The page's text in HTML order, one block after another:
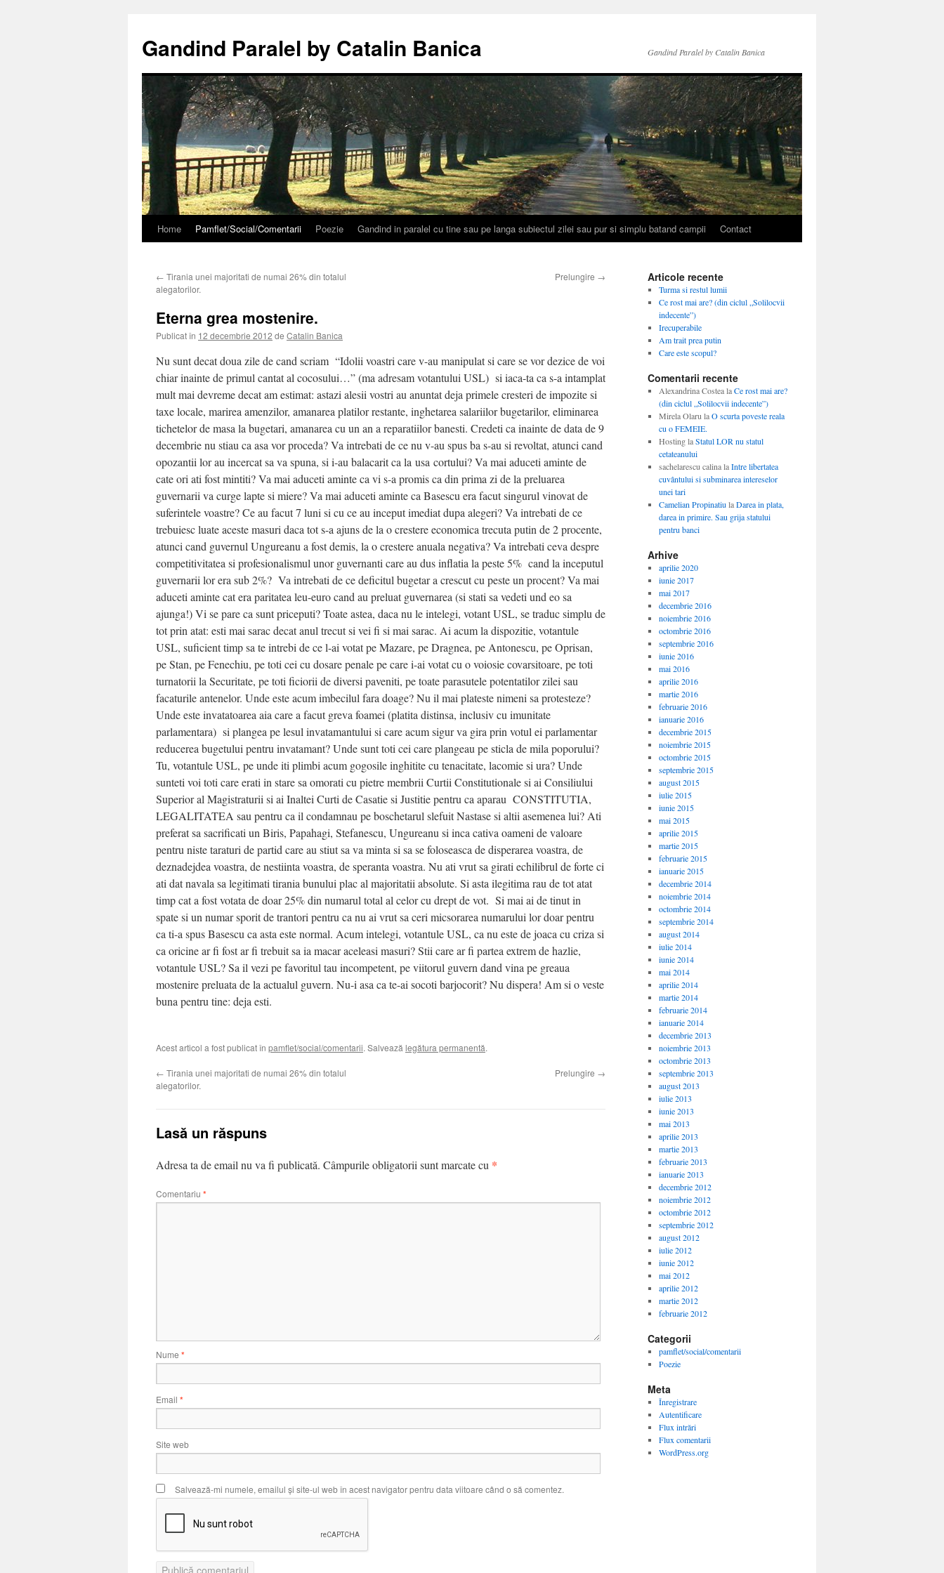
Gandind Paralel by Catalin Banica Gandind Paralel by Catalin Banica
Sari
conținut
Home Pamflet/Social/Comentarii Poezie Gandind in paralel cu tine sau pe langa subiectul zilei sau pur si simplu batand campii Contact
← Tirania unei majoritati de numai 26% din totalul
alegatorilor.
Prelungire →
Eterna grea mostenire.
Publicat în 12 decembrie 2012 de Catalin Banica
Nu sunt decat doua zile de cand scriam “Idolii voastri care v-au manipulat si care se vor dezice de voi
chiar inainte de primul cantat al cocosului…” (ma adresam votantului USL) si iaca-ta ca s-a intamplat
mult mai devreme decat am estimat: astazi alesii vostri au anuntat deja primele cresteri de impozite si
taxe locale, marirea amenzilor, amanarea platilor restante, inghetarea salariilor bugetarilor, eliminarea
tichetelor de masa la bugetari, amanarea cu un an a reparatiilor banesti. Credeti ca inainte de data de 9
decembrie nu stiau ca asa vor proceda? Va intrebati de ce nu v-au spus ba s-au si revoltat, atunci cand
opozantii lor au incercat sa va spuna, si i-au balacarit ca la usa cortului? Va mai aduceti aminte de
cate ori ati fost mintiti? Va mai aduceti aminte ca vi s-a promis ca din prima zi de la preluarea
guvernarii va curge lapte si miere? Va mai aduceti aminte ca Basescu era facut singurul vinovat de
suferintele voastre? Ce au facut 7 luni si cu ce au inceput imediat dupa alegeri? Va intrebati de ce
trebuiesc luate aceste masuri daca tot s-a ajuns de la o crestere economica trecuta putin de 2 procente,
atunci cand guvernul Ungureanu a fost demis, la o crestere anuala negativa? Va intrebati ceva despre
competitivitatea si profesionalismul unor guvernanti care au dus inflatia la peste 5% cand la inceputul
guvernarii lor era sub 2%? Va intrebati de ce deficitul bugetar a crescut cu peste un procent? Va mai
aduceti aminte cat era paritatea leu-euro cand au preluat guvernarea (si stati sa vedeti und eo sa
ajunga!) Vi se pare ca sunt priceputi? Toate astea, daca nu le intelegi, votant USL, se traduc simplu de
tot prin atat: esti mai sarac decat anul trecut si vei fi si mai sarac. Ai acum la dispozitie, votantule
USL, suficient timp sa te intrebi de ce l-ai votat pe Mazare, pe Dragnea, pe Antonescu, pe Oprisan,
pe Stan, pe Fenechiu, pe toti cei cu dosare penale pe care i-ai votat cu o voiosie covarsitoare, pe toti
turnatorii la Securitate, pe toti ficiorii de diversi paveniti, pe toate parasutele potentatilor zilei sau
facaturile antenelor. Unde este acum imbecilul fara doage? Nu il mai plateste nimeni sa protesteze?
Unde este invatatoarea aia care a facut greva foamei (platita distinsa, inclusiv cu imunitate
parlamentara) si plangea pe lesul invatamantului si care acum sigur va gira prin votul ei parlamentar
reducerea bugetului pentru invatamant? Unde sunt toti cei care plangeau pe sticla de mila poporului?
Tu, votantule USL, pe unde iti plimbi acum gogosile inghitite cu tenacitate, lacomie si ura? Unde
sunteti voi toti care erati in stare sa omorati cu pietre membrii Curtii Constitutionale si ai Consiliului
Superior al Magistraturii si ai Inaltei Curti de Casatie si Justitie pentru ca aparau CONSTITUTIA,
LEGALITATEA sau pentru ca il condamnau pe boschetarul slefuit Nastase si altii asemenea lui? Ati
preferat sa sacrificati un Biris, Papahagi, Stefanescu, Ungureanu si inca cativa oameni de valoare
pentru niste taraturi de partid care au stiut sa va minta si sa se foloseasca de disperarea voastra, de
deznadejdea voastra, de nestiinta voastra, de speranta voastra. Nu ati vrut sa girati echilibrul de forte ci
ati dat navala sa legitimati tirania bunului plac al majoritatii absolute. Si asta ilegitima rau de tot atat
timp cat a fost votata de doar 25% din numarul total al celor cu drept de vot. Si mai ai de tinut in
spate si un numar sporit de trantori pentru ca nu ai vrut sa ceri micsorarea numarului lor doar pentru
ca ti-a spus Basescu ca asta este normal. Acum intelegi, votantule USL, ca nu este de joaca cu criza si
ca oricine ar fi fost ar fi trebuit sa ia macar aceleasi masuri? Stii care ar fi partea extrem de hazlie,
votantule USL? Sa il vezi pe favoritul tau incompetent, pe viitorul guvern dand vina pe greaua
mostenire preluata de la actualul guvern. Nu-i asa ca te-ai socoti barjocorit? Nu dispera! Am si o veste
buna pentru tine: deja esti.
Acest articol a fost publicat în pamflet/social/comentarii. Salvează legătura permanentă.
← Tirania unei majoritati de numai 26% din totalul
alegatorilor.
Prelungire →
Lasă un răspuns
Adresa ta de email nu va fi publicată. Câmpurile obligatorii sunt marcate cu *
Comentariu *
Nume *
Email *
Site web
Salvează-mi numele, emailul și site-ul web în acest navigator pentru data viitoare când o să comentez.
Articole recente
Turma si restul lumii
Ce rost mai are? (din ciclul „Solilocvii
indecente”)
Irecuperabile
Am trait prea putin
Care este scopul?
Comentarii recente
Alexandrina CostealaCe rost mai are?
(din ciclul „Solilocvii indecente”)
Mirela Olaru laO scurta poveste reala
cu o FEMEIE.
HostinglaStatul LOR nu statul
cetateanului
sachelarescu calinalaIntre libertatea
cuvântului si subminarea intereselor
unei tari
Camelian Propinatiu laDarea in plata,
darea in primire. Sau grija statului
pentru banci
Arhive
aprilie 2020
iunie 2017
mai 2017
decembrie 2016
noiembrie 2016
octombrie 2016
septembrie 2016
iunie 2016
mai 2016
aprilie 2016
martie 2016
februarie 2016
ianuarie 2016
decembrie 2015
noiembrie 2015
octombrie 2015
septembrie 2015
august 2015
iulie 2015
iunie 2015
mai 2015
aprilie 2015
martie 2015
februarie 2015
ianuarie 2015
decembrie 2014
noiembrie 2014
octombrie 2014
septembrie 2014
august 2014
iulie 2014
iunie 2014
mai 2014
aprilie 2014
martie 2014
februarie 2014
ianuarie 2014
decembrie 2013
noiembrie 2013
octombrie 2013
septembrie 2013
august 2013
iulie 2013
iunie 2013
mai 2013
aprilie 2013
martie 2013
februarie 2013
ianuarie 2013
decembrie 2012
noiembrie 2012
octombrie 2012
septembrie 2012
august 2012
iulie 2012
iunie 2012
mai 2012
aprilie 2012
martie 2012
februarie 2012
Categorii
pamflet/social/comentarii
Poezie
Meta
Înregistrare
Autentificare
Flux intrări
Flux comentarii
WordPress.org